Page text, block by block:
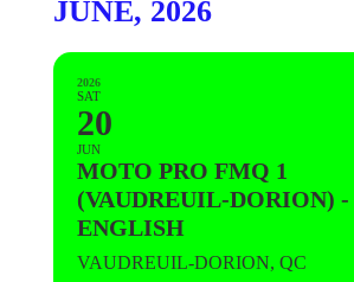
JUNE, 2026
2026
SAT
20
JUN
MOTO PRO FMQ 1
(VAUDREUIL-DORION) -
ENGLISH
VAUDREUIL-DORION, QC